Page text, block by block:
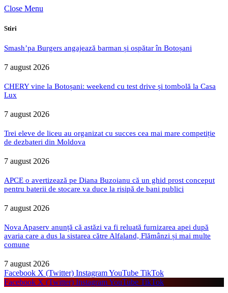
Close Menu
Stiri
Smash’pa Burgers angajează barman și ospătar în Botoșani
7 august 2026
CHERY vine la Botoșani: weekend cu test drive și tombolă la Casa
Lux
7 august 2026
Trei eleve de liceu au organizat cu succes cea mai mare competiție
de dezbateri din Moldova
7 august 2026
APCE o avertizează pe Diana Buzoianu că un ghid prost conceput
pentru baterii de stocare va duce la risipă de bani publici
7 august 2026
Nova Apaserv anunță că astăzi va fi reluată furnizarea apei după
avaria care a dus la sistarea către Alfaland, Flămânzi și mai multe
comune
7 august 2026
Facebook X (Twitter) InstagramYouTube TikTok
Facebook X (Twitter) InstagramYouTube TikTok